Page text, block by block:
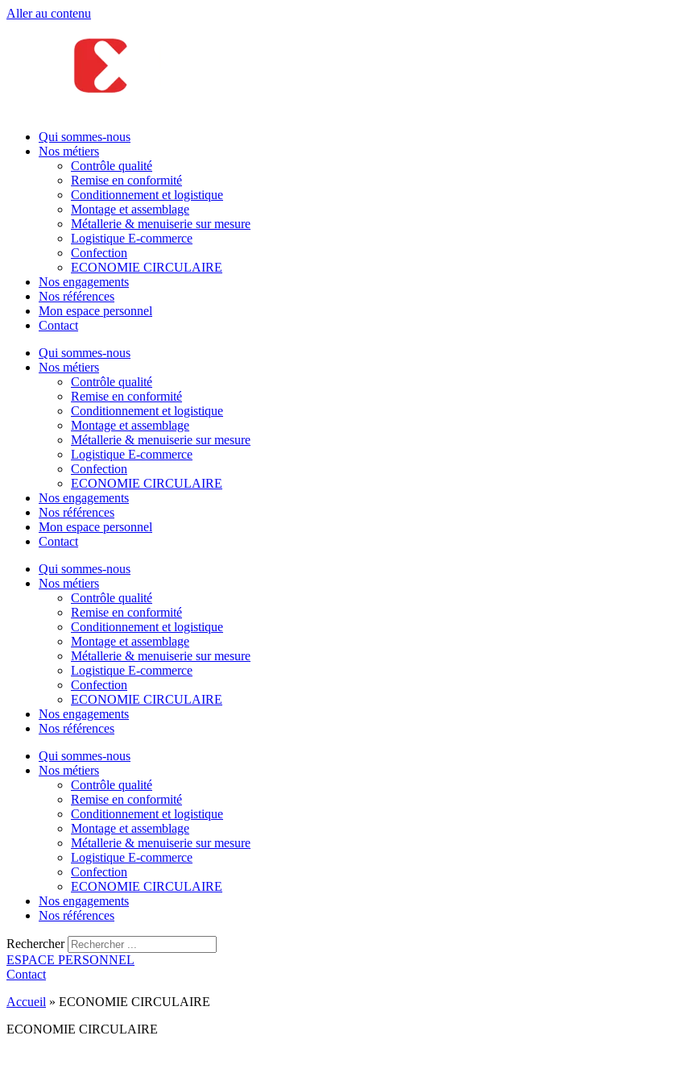
Aller au contenu
Qui sommes-nous
Nos métiers
Contrôle qualité
Remise en conformité
Conditionnement et logistique
Montage et assemblage
Métallerie & menuiserie sur mesure
Logistique E-commerce
Confection
ECONOMIE CIRCULAIRE
Nos engagements
Nos références
Mon espace personnel
Contact
Qui sommes-nous
Nos métiers
Contrôle qualité
Remise en conformité
Conditionnement et logistique
Montage et assemblage
Métallerie & menuiserie sur mesure
Logistique E-commerce
Confection
ECONOMIE CIRCULAIRE
Nos engagements
Nos références
Mon espace personnel
Contact
Qui sommes-nous
Nos métiers
Contrôle qualité
Remise en conformité
Conditionnement et logistique
Montage et assemblage
Métallerie & menuiserie sur mesure
Logistique E-commerce
Confection
ECONOMIE CIRCULAIRE
Nos engagements
Nos références
Qui sommes-nous
Nos métiers
Contrôle qualité
Remise en conformité
Conditionnement et logistique
Montage et assemblage
Métallerie & menuiserie sur mesure
Logistique E-commerce
Confection
ECONOMIE CIRCULAIRE
Nos engagements
Nos références
Rechercher
ESPACE PERSONNEL
Contact
Accueil » ECONOMIE CIRCULAIRE
ECONOMIE CIRCULAIRE